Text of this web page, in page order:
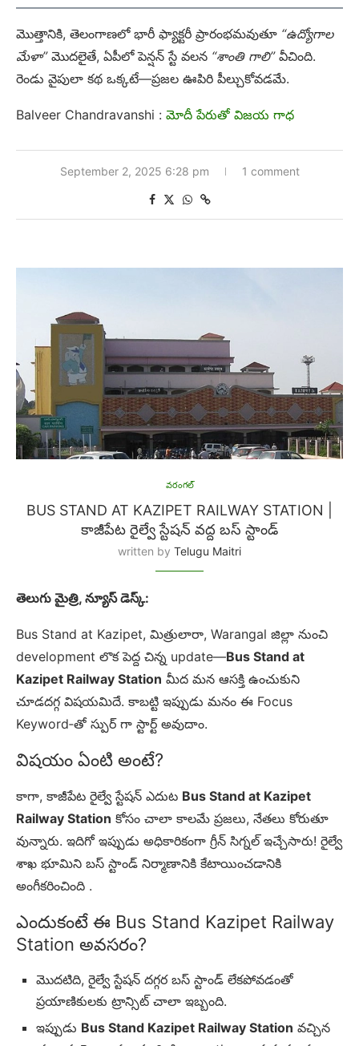
మొత్తానికి, తెలంగాణలో భారీ ఫ్యాక్టరీ ప్రారంభమవుతూ “ఉద్యోగాల
మేళా”మొదలైతే, ఏపీలో పెన్షన్ స్టే వలన “శాంతి గాలి”వీచింది.
రెండు వైపులా కథ ఒక్కటే—ప్రజల ఊపిరి పీల్చుకోవడమే.
Balveer Chandravanshi : మోదీ పేరుతో విజయ గాధ
September 2, 2025 6:28 pm 1 comment
వరంగల్
BUS STAND AT KAZIPET RAILWAY STATION |
కాజీపేట రైల్వే స్టేషన్ వద్ద బస్ స్టాండ్
written by Telugu Maitri
తెలుగు మైత్రి, న్యూస్ డెస్క్:
Bus Stand at Kazipet, మిత్రులారా, Warangal జిల్లా నుంచి
development లొక పెద్ద చిన్న update—Bus Stand at
Kazipet Railway Station మీద మన ఆసక్తి ఉంచుకుని
చూడదగ్గ విషయమిదే. కాబట్టి ఇప్పుడు మనం ఈ Focus
Keyword‑తో స్పుర్ గా స్టార్ట్ అవుదాం.
విషయం ఏంటి అంటే?
కాగా, కాజీపేట రైల్వే స్టేషన్ ఎదుట Bus Stand at Kazipet
Railway Station కోసం చాలా కాలమే ప్రజలు, నేతలు కోరుతూ
వున్నారు. ఇదిగో ఇప్పుడు అధికారికంగా గ్రీన్ సిగ్నల్ ఇచ్చేసారు! రైల్వే
శాఖ భూమిని బస్ స్టాండ్ నిర్మాణానికి కేటాయించడానికి
అంగీకరించింది .
ఎందుకంటే ఈ Bus Stand Kazipet Railway
Station అవసరం?
మొదటిది, రైల్వే స్టేషన్ దగ్గర బస్ స్టాండ్ లేకపోవడంతో
ప్రయాణికులకు ట్రాన్సిట్ చాలా ఇబ్బంది.
ఇప్పుడు Bus Stand Kazipet Railway Station వచ్చిన